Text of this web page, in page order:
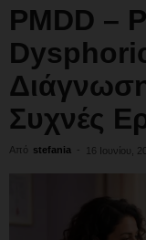
PMDD –
Συχνές
Από stefania - 16 Ιουνίου,